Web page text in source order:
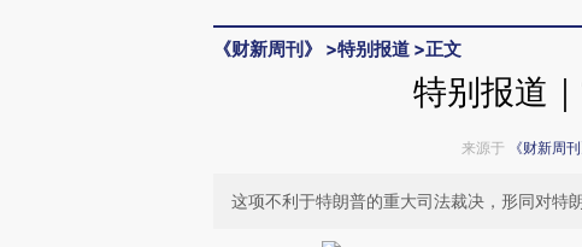
《财新周刊》 >特别报道 >正文
特别报道
来源于 《财新周刊
这项不利于特朗普的重大司法裁决，形同对特